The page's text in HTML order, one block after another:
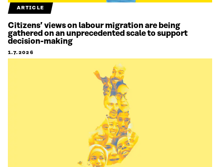
ARTICLE
Citizens’ views on labour migration are being
gathered on an unprecedented scale to support
decision-making
1.7.2026